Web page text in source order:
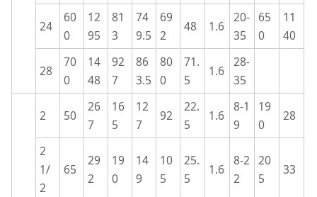
24
60
0
12
95
81
3
74
9.5
69
2
48 1.6
20-
35
65
0
11
40
28
70
0
14
48
92
7
86
3.5
80
0
71.
5
1.6
28-
35
2 50
26
7
16
5
12
7
92
22.
5
1.6
8-1
9
19
0
28
2
1/
2
65
29
2
19
0
14
9
10
5
25.
5
1.6
8-2
2
20
5
33